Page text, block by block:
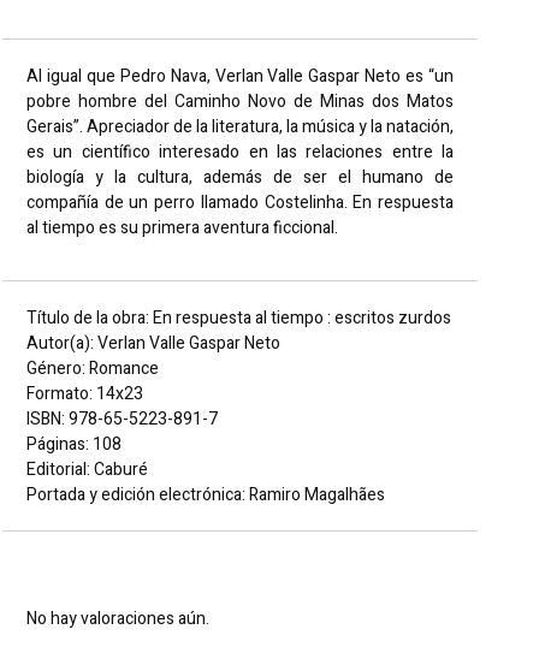
Al igual que Pedro Nava, Verlan Valle Gaspar Neto es “un
pobre hombre del Caminho Novo de Minas dos Matos
Gerais”. Apreciador de la literatura, la música y la natación,
es un científico interesado en las relaciones entre la
biología y la cultura, además de ser el humano de
compañía de un perro llamado Costelinha. En respuesta
al tiempo es su primera aventura ficcional.
Título de la obra: En respuesta al tiempo : escritos zurdos
Autor(a): Verlan Valle Gaspar Neto
Género: Romance
Formato: 14x23
ISBN: 978-65-5223-891-7
Páginas: 108
Editorial: Caburé
Portada y edición electrónica: Ramiro Magalhães
No hay valoraciones aún.